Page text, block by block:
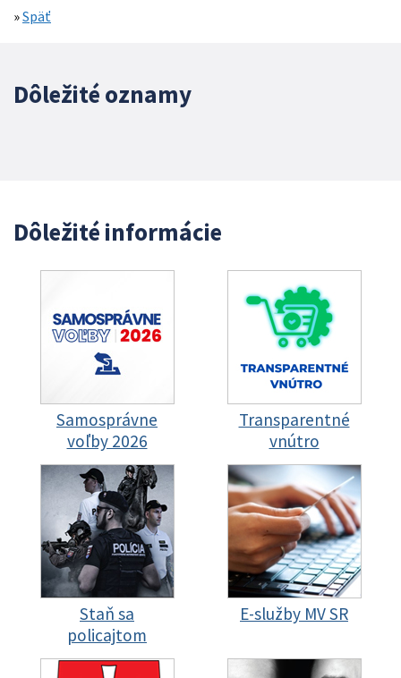
»Späť
Dôležité oznamy
Dôležité informácie
Samosprávne
voľby 2026
Transparentné
vnútro
Staň sa
policajtom
E-služby MV SR